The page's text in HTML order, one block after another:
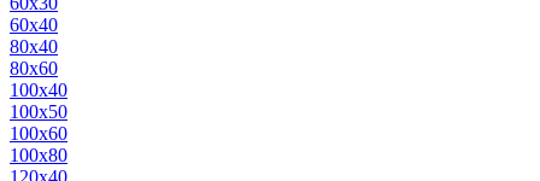
60х40
80х40
80х60
100х40
100х50
100х60
100х80
120х40